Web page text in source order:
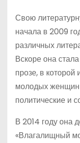
Свою
начала в 2009
различных
Вскоре она
прозе, в
молодых женщин
политические и
В 2014 году она
«Влагалищный